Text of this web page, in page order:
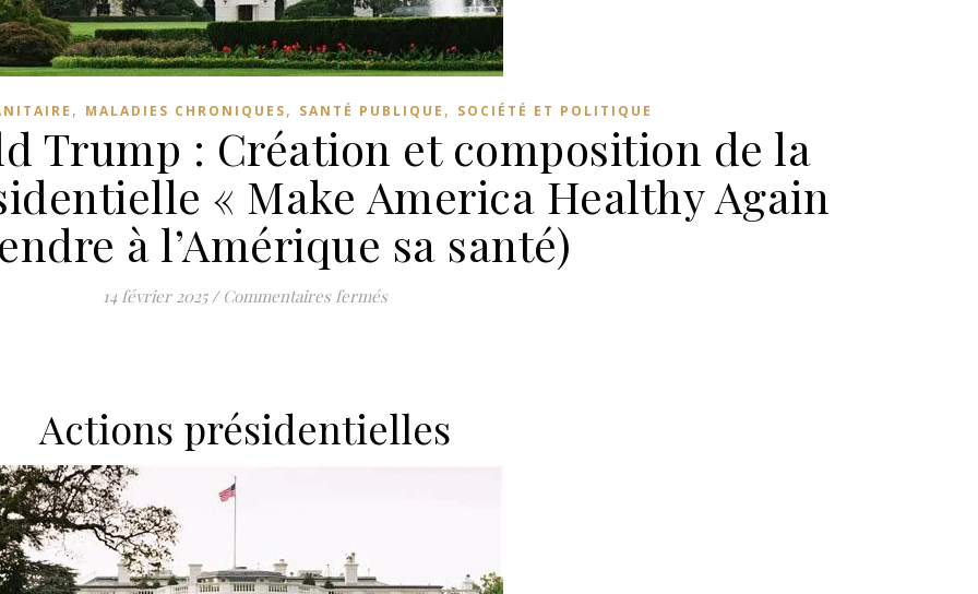
, MALADIES CHRONIQUES, SANTÉ PUBLIQUE , SOCIÉTÉ ET POLITIQUE
Trump : Création et composition de la
« Make America Healthy Again
à l’Amérique sa santé)
14 février 2025 / Commentaires ferméssur Décret de Donald Trump : Création et composition de la Commission
Actions présidentielles